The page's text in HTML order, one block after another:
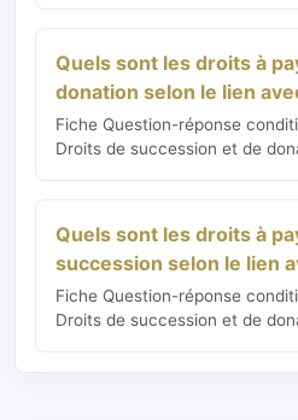
Quels sont les droits à
donation selon le lien
Fiche Question-réponse
Droits de succession et de
Quels sont les droits à
succession selon le lien
Fiche Question-réponse
Droits de succession et de